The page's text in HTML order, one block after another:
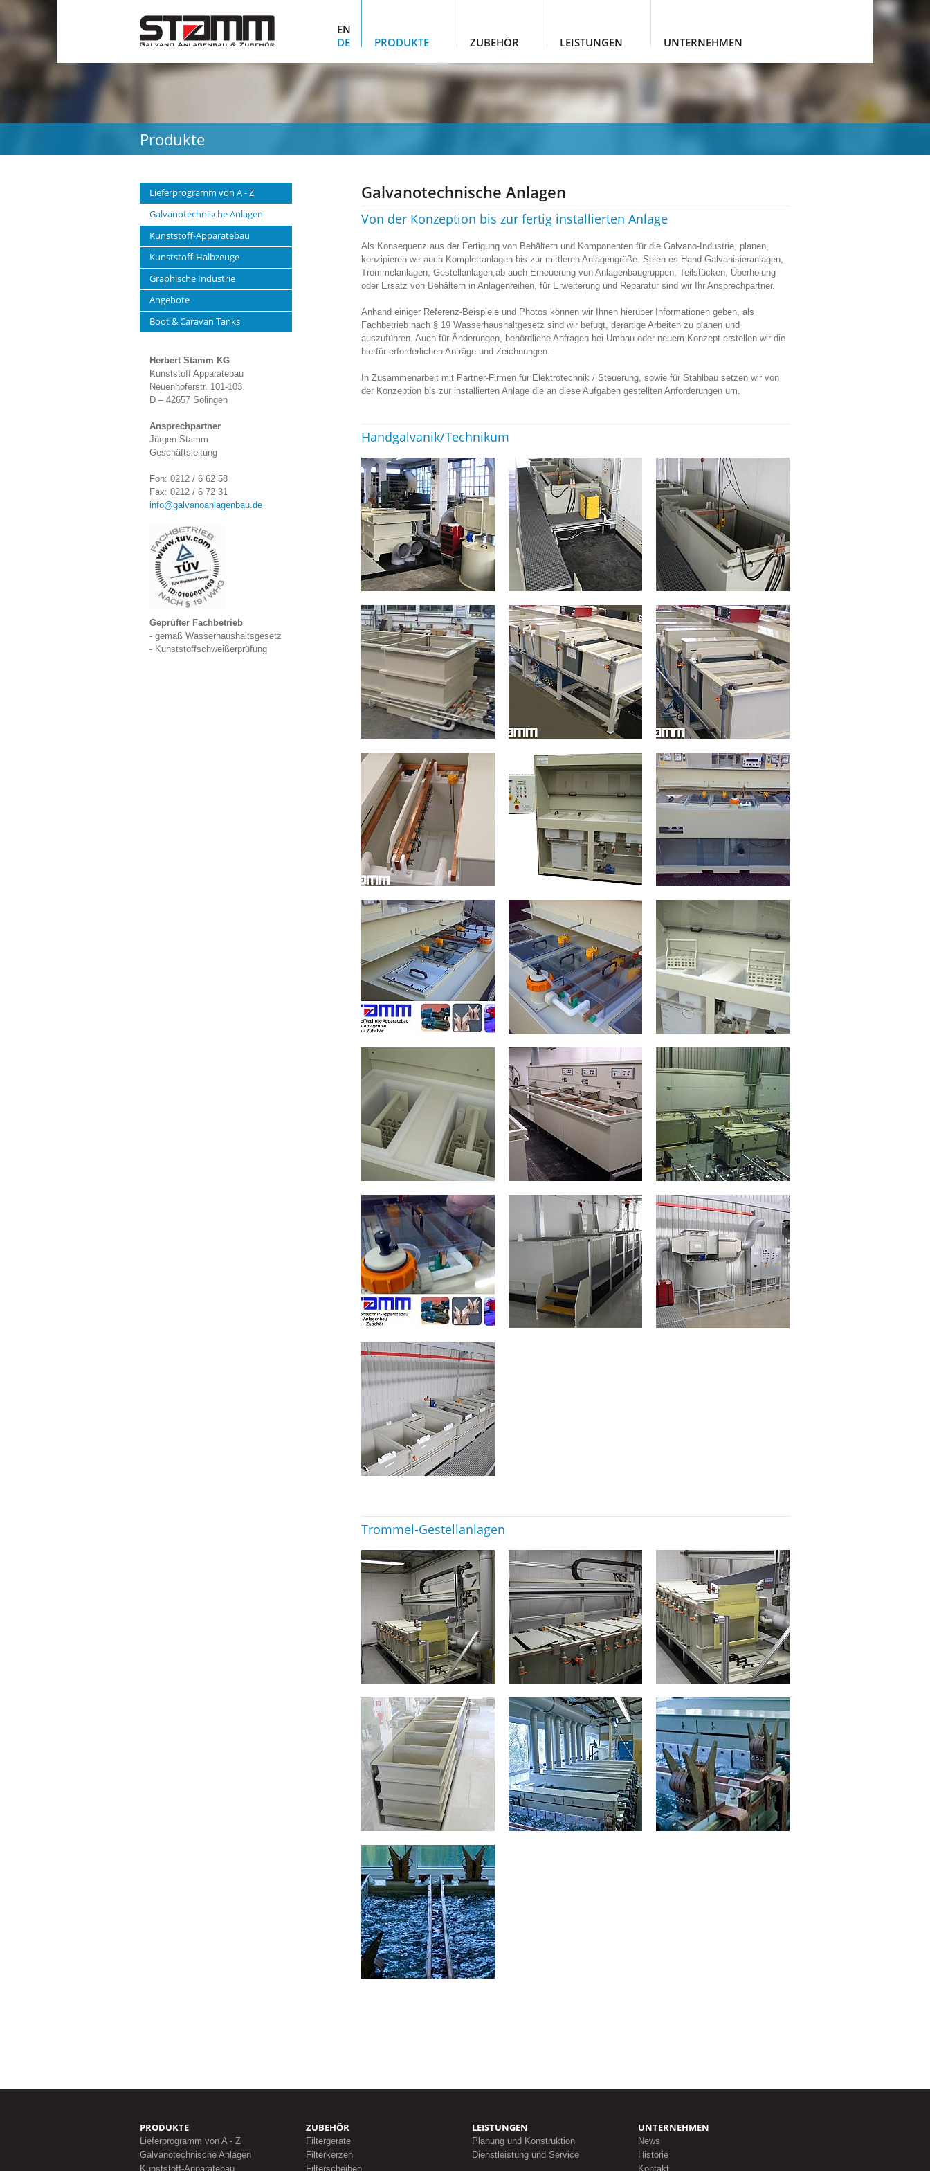
Produkte
EN
DE
PRODUKTE ZUBEHÖR LEISTUNGEN UNTERNEHMEN
Galvanotechnische Anlagen
Von der Konzeption bis zur fertig installierten Anlage
Als Konsequenz aus der Fertigung von Behältern und Komponenten für die Galvano-Industrie, planen,
konzipieren wir auch Komplettanlagen bis zur mittleren Anlagengröße. Seien es Hand-Galvanisieranlagen,
Trommelanlagen, Gestellanlagen,ab auch Erneuerung von Anlagenbaugruppen, Teilstücken, Überholung
oder Ersatz von Behältern in Anlagenreihen, für Erweiterung und Reparatur sind wir Ihr Ansprechpartner.
Anhand einiger Referenz-Beispiele und Photos können wir Ihnen hierüber Informationen geben, als
Fachbetrieb nach § 19 Wasserhaushaltgesetz sind wir befugt, derartige Arbeiten zu planen und
auszuführen. Auch für Änderungen, behördliche Anfragen bei Umbau oder neuem Konzept erstellen wir die
hierfür erforderlichen Anträge und Zeichnungen.
In Zusammenarbeit mit Partner-Firmen für Elektrotechnik / Steuerung, sowie für Stahlbau setzen wir von
der Konzeption bis zur installierten Anlage die an diese Aufgaben gestellten Anforderungen um.
Handgalvanik/Technikum
Trommel-Gestellanlagen
Lieferprogramm von A - Z
Galvanotechnische Anlagen
Kunststoff-Apparatebau
Kunststoff-Halbzeuge
Graphische Industrie
Angebote
Boot & Caravan Tanks
Herbert Stamm KG
Kunststoff Apparatebau
Neuenhoferstr. 101-103
D – 42657 Solingen
Ansprechpartner
Jürgen Stamm
Geschäftsleitung
Fon: 0212 / 6 62 58
Fax: 0212 / 6 72 31
info@galvanoanlagenbau.de
Geprüfter Fachbetrieb
- gemäß Wasserhaushaltsgesetz
- Kunststoffschweißerprüfung
PRODUKTE
Lieferprogramm von A - Z
Galvanotechnische Anlagen
Kunststoff-Apparatebau
ZUBEHÖR
Filtergeräte
Filterkerzen
Filterscheiben
LEISTUNGEN
Planung und Konstruktion
Dienstleistung und Service
UNTERNEHMEN
News
Historie
Kontakt